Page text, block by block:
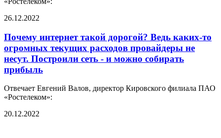
26.12.2022
Почему интернет такой дорогой? Ведь каких-то
огромных текущих расходов провайдеры не
несут. Построили сеть - и можно собирать
прибыль
Отвечает Евгений Валов, директор Кировского филиала ПАО
«Ростелеком»:
20.12.2022